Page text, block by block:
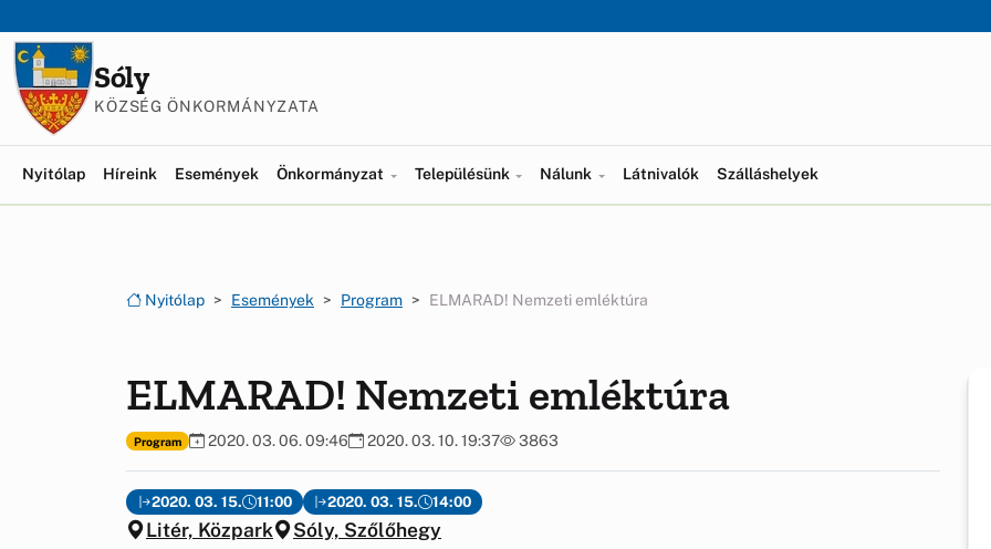
Sóly
KÖZSÉG ÖNKORMÁNYZATA
Nyitólap Híreink Események Önkormányzat Településünk Nálunk Látnivalók Szálláshelyek
Nyitólap Események Program ELMARAD! Nemzeti emléktúra
ELMARAD! Nemzeti emléktúra
Program 2020. 03. 06. 09:46 2020. 03. 10. 19:37 3863
2020. 03. 15. 11:00 2020. 03. 15. 14:00
Litér, Közpark Sóly, Szőlőhegy